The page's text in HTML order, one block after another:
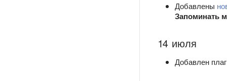
Добавлены
Запоминать
14 июля
Добавлен